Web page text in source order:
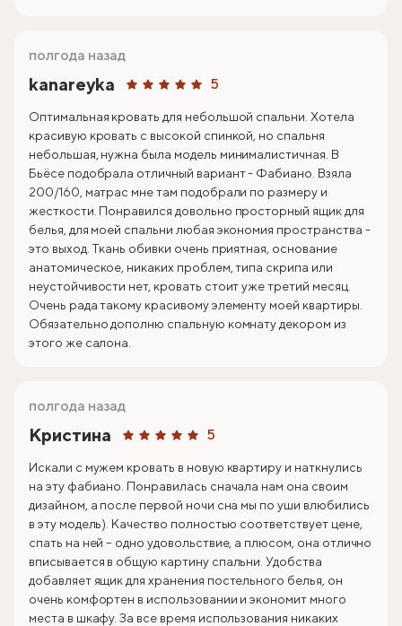
kanareyka 5
полгода назад
Оптимальная кровать для небольшой спальни. Хотела
красивую кровать с высокой спинкой, но спальня
небольшая, нужна была модель минималистичная. В
Бьёсе подобрала отличный вариант - Фабиано. Взяла
200/160, матрас мне там подобрали по размеру и
жесткости. Понравился довольно просторный ящик для
белья, для моей спальни любая экономия пространства -
это выход. Ткань обивки очень приятная, основание
анатомическое, никаких проблем, типа скрипа или
неустойчивости нет, кровать стоит уже третий месяц.
Очень рада такому красивому элементу моей квартиры.
Обязательно дополню спальную комнату декором из
этого же салона.
Кристина 5
полгода назад
Искали с мужем кровать в новую квартиру и наткнулись
на эту фабиано. Понравилась сначала нам она своим
дизайном, а после первой ночи сна мы по уши влюбились
в эту модель). Качество полностью соответствует цене,
спать на ней – одно удовольствие, а плюсом, она отлично
вписывается в общую картину спальни. Удобства
добавляет ящик для хранения постельного белья, он
очень комфортен в использовании и экономит много
места в шкафу. За все время использования никаких